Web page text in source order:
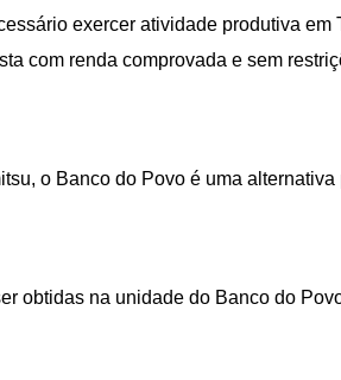
exercer atividade produtiva
com renda comprovada e sem
o Banco do Povo é uma
obtidas na unidade do Banco do